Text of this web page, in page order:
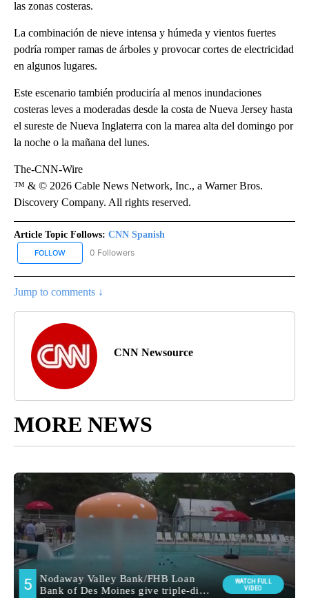
las zonas costeras.
La combinación de nieve intensa y húmeda y vientos fuertes
podría romper ramas de árboles y provocar cortes de electricidad
en algunos lugares.
Este escenario también produciría al menos inundaciones
costeras leves a moderadas desde la costa de Nueva Jersey hasta
el sureste de Nueva Inglaterra con la marea alta del domingo por
la noche o la mañana del lunes.
The-CNN-Wire
™ & © 2026 Cable News Network, Inc., a Warner Bros.
Discovery Company. All rights reserved.
Article Topic Follows: CNN Spanish
FOLLOW FOLLOW "CNN SPANISH" TO RECEIVE NOTIFICATIONS ABOUT
0 Followers
Jump to comments ↓
CNN Newsource
MORE NEWS